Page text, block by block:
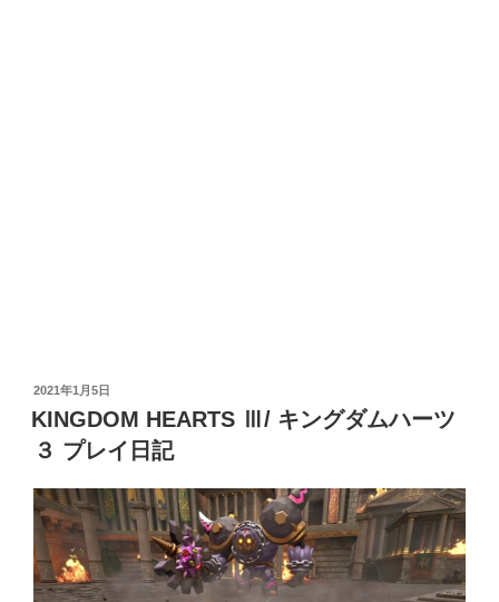
投
稿
日:
2021年1月5日
KINGDOM HEARTS Ⅲ/ キングダムハーツ
３ プレイ日記